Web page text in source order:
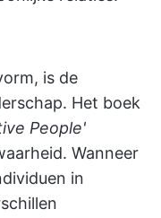
is de
Het boek
People'
Wanneer
in